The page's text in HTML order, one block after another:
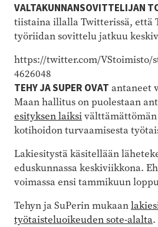
VALTAKUNNANSOVITTELIJAN
tiistaina illalla Twitterissä, että
työriidan sovittelu jatkuu
https://twitter.com/VStoimisto/
4626048
TEHY JA SUPER OVAT antaneet
Maan hallitus on puolestaan
esityksen laiksi
kotihoidon turvaamisesta
Lakiesitystä käsitellään
eduskunnassa keskiviikkona.
voimassa ensi tammikuun
Tehyn ja SuPerin mukaan
työtaisteluoikeuden sote-alalta.